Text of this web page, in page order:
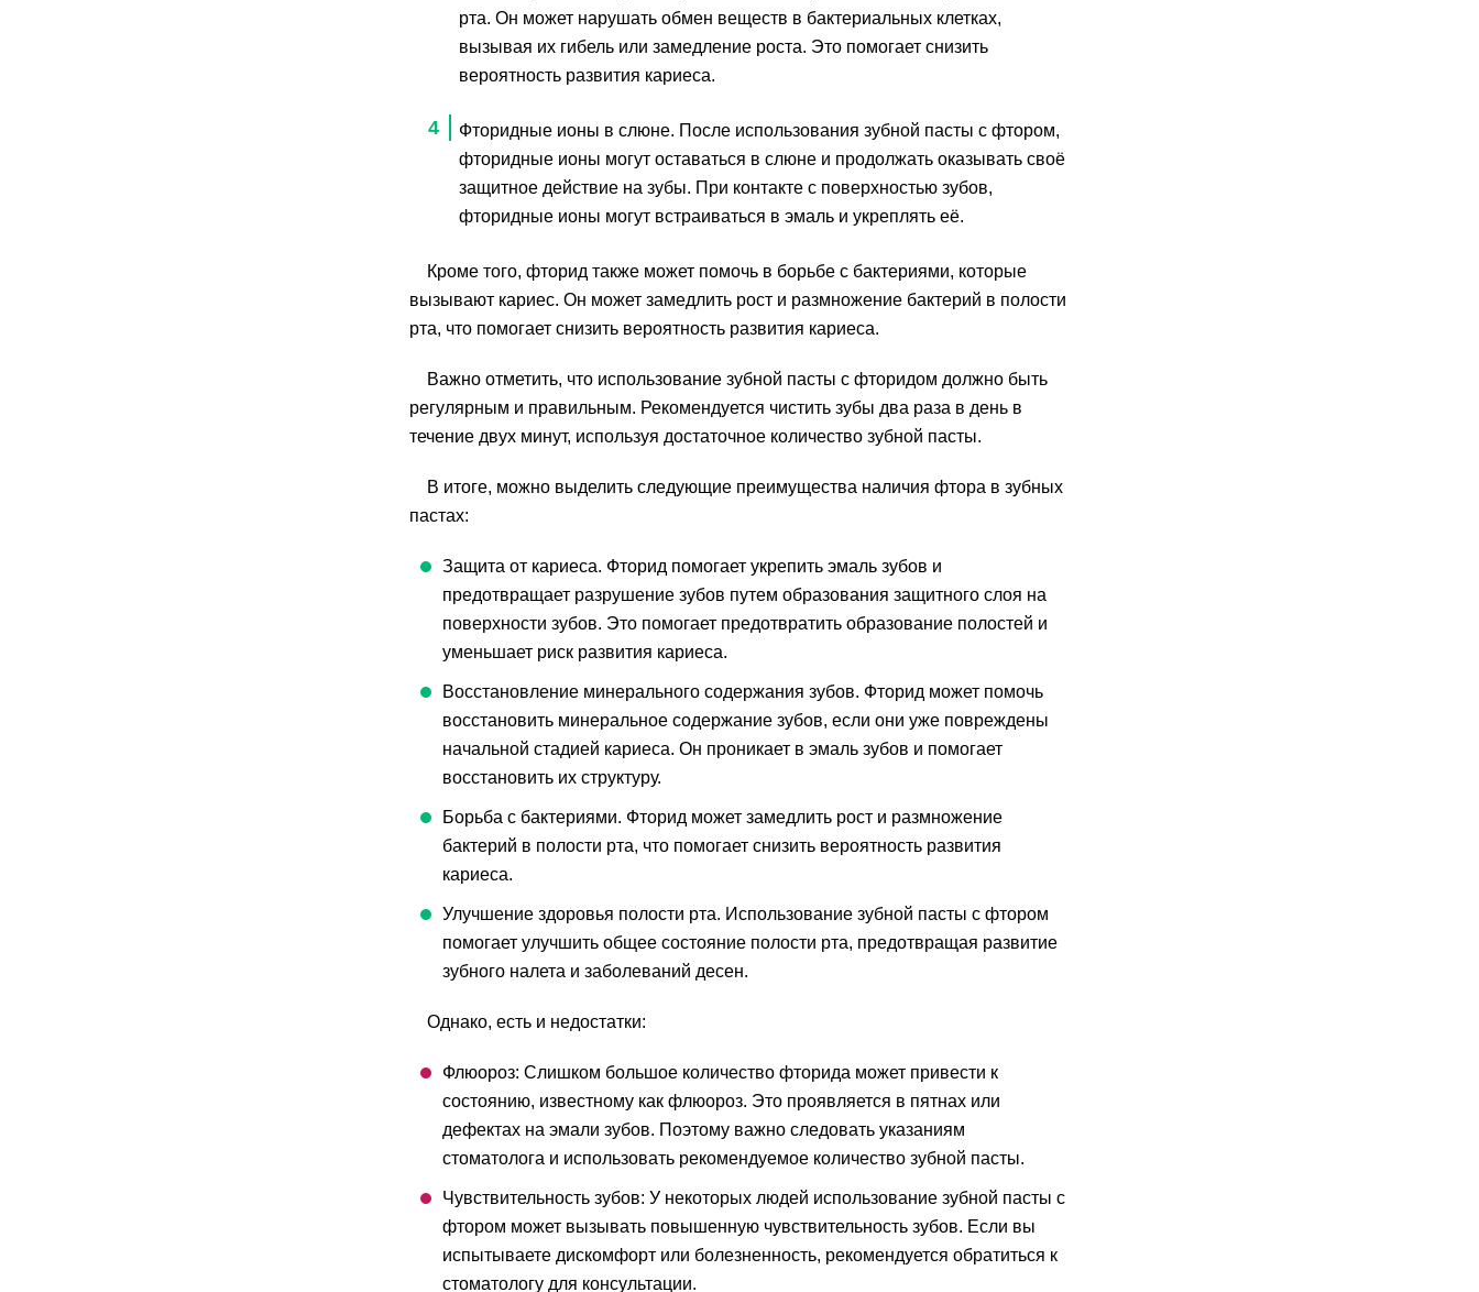
рта. Он может нарушать обмен веществ в бактериальных клетках,
вызывая их гибель или замедление роста. Это помогает снизить
вероятность развития кариеса.
Фторидные ионы в слюне. После использования зубной пасты с фтором,
фторидные ионы могут оставаться в слюне и продолжать оказывать своё
защитное действие на зубы. При контакте с поверхностью зубов,
фторидные ионы могут встраиваться в эмаль и укреплять её.
Кроме того, фторид также может помочь в борьбе с бактериями, которые
вызывают кариес. Он может замедлить рост и размножение бактерий в полости
рта, что помогает снизить вероятность развития кариеса.
Важно отметить, что использование зубной пасты с фторидом должно быть
регулярным и правильным. Рекомендуется чистить зубы два раза в день в
течение двух минут, используя достаточное количество зубной пасты.
В итоге, можно выделить следующие преимущества наличия фтора в зубных
пастах:
Защита от кариеса. Фторид помогает укрепить эмаль зубов и
предотвращает разрушение зубов путем образования защитного слоя на
поверхности зубов. Это помогает предотвратить образование полостей и
уменьшает риск развития кариеса.
Восстановление минерального содержания зубов. Фторид может помочь
восстановить минеральное содержание зубов, если они уже повреждены
начальной стадией кариеса. Он проникает в эмаль зубов и помогает
восстановить их структуру.
Борьба с бактериями. Фторид может замедлить рост и размножение
бактерий в полости рта, что помогает снизить вероятность развития
кариеса.
Улучшение здоровья полости рта. Использование зубной пасты с фтором
помогает улучшить общее состояние полости рта, предотвращая развитие
зубного налета и заболеваний десен.
Однако, есть и недостатки:
Флюороз: Слишком большое количество фторида может привести к
состоянию, известному как флюороз. Это проявляется в пятнах или
дефектах на эмали зубов. Поэтому важно следовать указаниям
стоматолога и использовать рекомендуемое количество зубной пасты.
Чувствительность зубов: У некоторых людей использование зубной пасты с
фтором может вызывать повышенную чувствительность зубов. Если вы
испытываете дискомфорт или болезненность, рекомендуется обратиться к
стоматологу для консультации.